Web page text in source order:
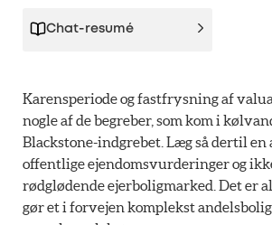
Chat-resumé
Karensperiode og fastfrysning af
nogle af de begreber, som kom i
Blackstone-indgrebet. Læg så dertil en
offentlige ejendomsvurderinger og
rødglødende ejerboligmarked. Det er
gør et i forvejen komplekst